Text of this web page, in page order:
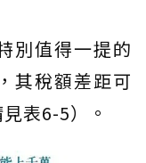
別值得一提的
其稅額差距可
表6-5）。